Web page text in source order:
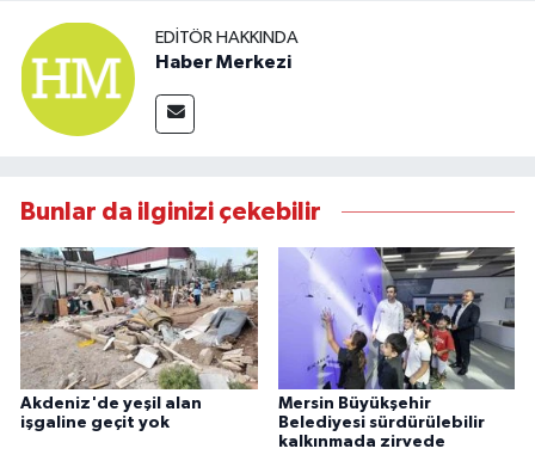
EDITÖR HAKKINDA
Haber Merkezi
Bunlar da ilginizi çekebilir
Akdeniz'de yeşil alan
işgaline geçit yok
Mersin Büyükşehir
Belediyesi sürdürülebilir
kalkınmada zirvede